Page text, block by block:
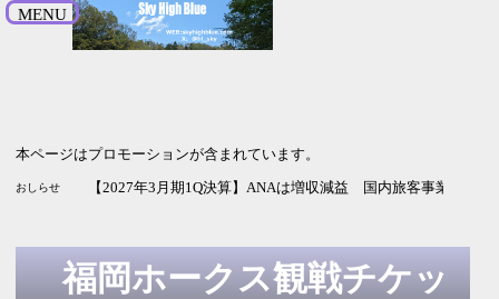
MENU
本ページはプロモーションが含まれています。
おしらせ 【2026年9月期3Q決算】サイバーエージェントは増収増益
【2027年3月期1Q決算】NECは増収増益 純利益は2.5倍 通
【2027年3月期1Q決算】ANAは増収減益 国内旅客事業の改
福岡ホークス観戦チケッ